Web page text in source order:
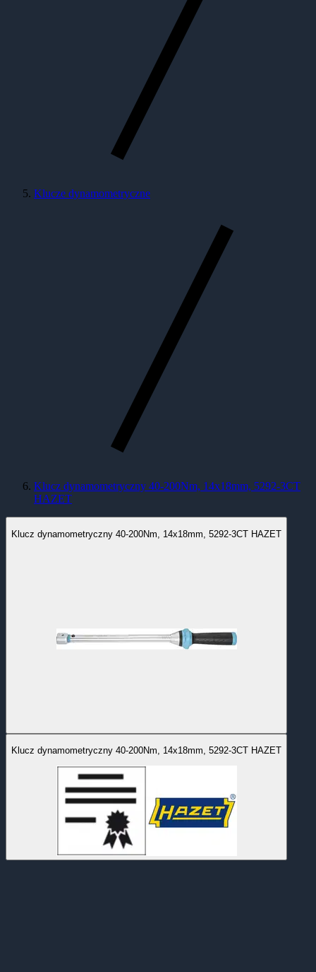
Klucze dynamometryczne
Klucz dynamometryczny 40-200Nm, 14x18mm, 5292-3CT
HAZET
Klucz dynamometryczny 40-200Nm, 14x18mm, 5292-3CT HAZET
Klucz dynamometryczny 40-200Nm, 14x18mm, 5292-3CT HAZET